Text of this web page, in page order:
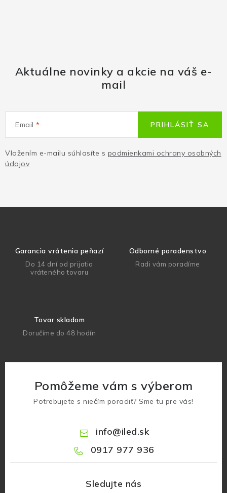
Aktuálne novinky a akcie na váš e-
mail
Email
Vložením e-mailu súhlasíte s podmienkami ochrany osobných
údajov
PRIHLÁSIŤ SA
Garancia vrátenia peňazí
Do 14 dní od prijatia
vráteného tovaru
Odborné poradenstvo
Radi vám poradíme
Tovar skladom
Doručíme do 48 hodín
Pomôžeme vám s výberom
Potrebujete s niečím poradiť? Sme tu pre vás!
info@iled.sk
0917 977 936